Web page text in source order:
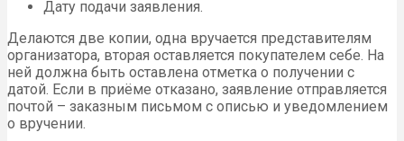
Если у вас нет возможности
присутствовать на мероприятии лишь в
один день, но при этом желание сходить
на него вы не утратили, то вместо
возврата билета обратно можно
произвести его обмен. Обычно в кассах
гораздо охотнее идут на